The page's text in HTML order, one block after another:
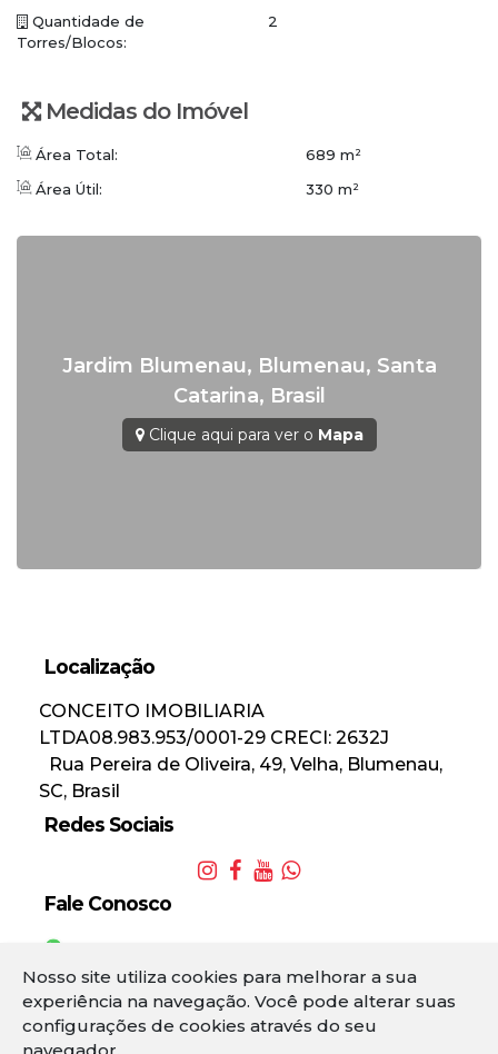
Nosso site utiliza cookies para melhorar a sua
experiência na navegação. Você pode alterar suas
configurações de cookies através do seu
Sala de jogos
Elevador
Ficou interessado? Vamos conversar!
Conceito Imobiliária | Viva o Conceito
www.conceitoimobiliaria.com.br
Quantidade de
Torres/Blocos:
2
Medidas do Imóvel
Área Total:
689 m²
Área Útil:
330 m²
Jardim Blumenau, Blumenau, Santa
Catarina, Brasil
Clique aqui para ver o Mapa
Localização
CONCEITO IMOBILIARIA
LTDA08.983.953/0001-29 CRECI: 2632J
Rua Pereira de Oliveira, 49, Velha, Blumenau,
SC, Brasil
Redes Sociais
Fale Conosco